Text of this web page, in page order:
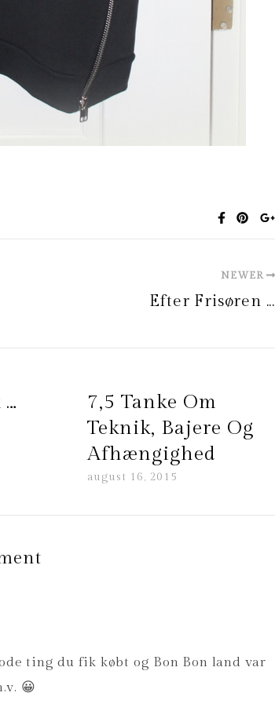
NEWER
Efter Frisøren ...
…
7,5 Tanke Om
Teknik, Bajere Og
Afhængighed
august 16, 2015
ting du fik købt og Bon Bon land var
😀